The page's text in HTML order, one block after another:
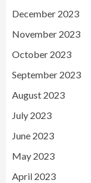
December 2023
November 2023
October 2023
September 2023
August 2023
July 2023
June 2023
May 2023
April 2023